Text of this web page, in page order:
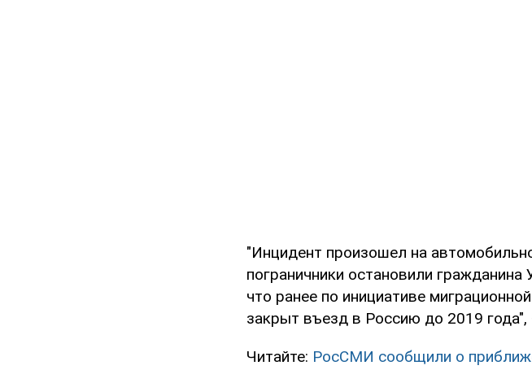
"Инцидент произошел на
пограничники остановили
что ранее по инициативе
закрыт въезд в Россию до 2019
Читайте: РосСМИ сообщили о